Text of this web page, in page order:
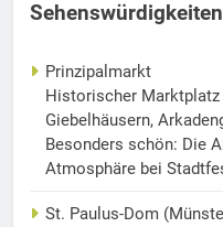
Prinzipalmarkt
Historischer
Giebelhäusern,
Besonders schön: Die
Atmosphäre bei
St. Paulus-Dom